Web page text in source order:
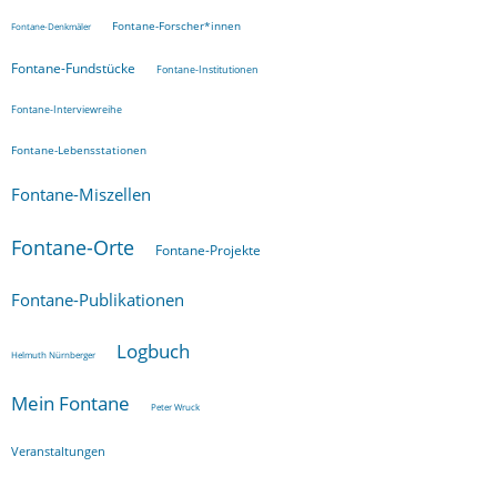
Fontane-Denkmäler Fontane-Forscher*innen
Fontane-Fundstücke Fontane-Institutionen
Fontane-Interviewreihe
Fontane-Lebensstationen
Fontane-Miszellen
Fontane-Orte Fontane-Projekte
Fontane-Publikationen
Helmuth Nürnberger Logbuch
Mein Fontane Peter Wruck
Veranstaltungen